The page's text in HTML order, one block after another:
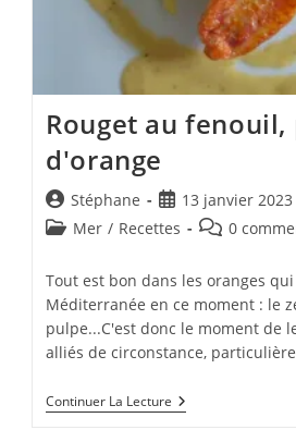
Rouget au
d'orange
Auteur/autrice
de
Stéphane
Publication
publiée :
13 janvier 2023
PostMer / Recettes
publication :
0
Tout est bon dans les oranges
Méditerranée en ce moment : le
pulpe...C'est donc le moment de
alliés de circonstance,
Continuer La Lecture Rouget
Au